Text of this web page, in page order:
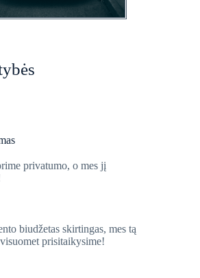
privatumo, o mes jį
biudžetas skirtingas, mes tą
prisitaikysime!